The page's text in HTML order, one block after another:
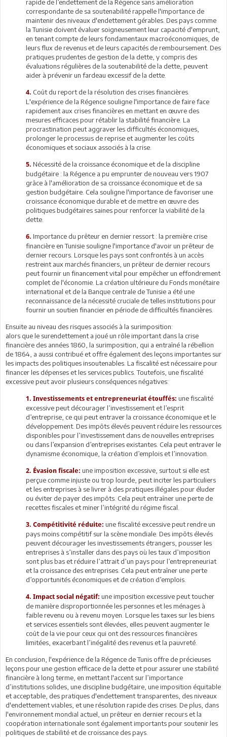
rapide de l’endettement de la Régence sans amélioration
correspondante de sa soutenabilité rappelle l'importance de
maintenir des niveaux d'endettement gérables. Des pays comme
la Tunisie doivent évaluer soigneusement leur capacité d'emprunt,
en tenant compte de leurs fondamentaux macroéconomiques, de
leurs flux de revenus et de leurs capacités de remboursement. Des
pratiques prudentes de gestion de la dette, y compris des
évaluations régulières de la soutenabilité de la dette, peuvent
aider à prévenir un fardeau excessif de la dette.
4. Coût du report de la résolution des crises financières.
L'expérience de la Régence souligne l'importance de faire face
rapidement aux crises financières en mettant en œuvre des
mesures efficaces pour rétablir la stabilité financière. La
procrastination peut aggraver les difficultés économiques,
prolonger le processus de reprise et augmenter les coûts
économiques et sociaux associés à la crise.
5. Nécessité de la croissance économique et de la discipline
budgétaire : la Régence a pu emprunter de nouveau vers 1907
grâce à l'amélioration de sa croissance économique et de sa
gestion budgétaire. Cela souligne l'importance de favoriser une
croissance économique durable et de mettre en œuvre des
politiques budgétaires saines pour renforcer la viabilité de la
dette.
6. Importance du prêteur en dernier ressort : la première crise
financière en Tunisie souligne l'importance d'avoir un prêteur de
dernier recours. Lorsque les pays sont confrontés à un accès
restreint aux marchés financiers, un prêteur de dernier recours
peut fournir un financement vital pour empêcher un effondrement
complet de l'économie. La création ultérieure du Fonds monétaire
international et de la Banque centrale de Tunisie a été une
reconnaissance de la nécessité cruciale de telles institutions pour
fournir un soutien financier en période de difficultés financières.
Ensuite au niveau des risques associés à la surimposition:
alors que le surendettement a joué un rôle important dans la crise
financière des années 1860, la surimposition, qui a entraîné la rébellion
de 1864, a aussi contribué et offre également des leçons importantes sur
les impacts des politiques insoutenables. La fiscalité est nécessaire pour
financer les dépenses et les services publics. Toutefois, une fiscalité
excessive peut avoir plusieurs conséquences négatives:
1. Investissements et entrepreneuriat étouffés: une fiscalité
excessive peut décourager l’investissement et l’esprit
d’entreprise, ce qui peut entraver la croissance économique et le
développement. Des impôts élevés peuvent réduire les ressources
disponibles pour l’investissement dans de nouvelles entreprises
ou dans l’expansion d’entreprises existantes. Cela peut entraver le
dynamisme économique, la création d’emplois et l’innovation.
2. Évasion fiscale: une imposition excessive, surtout si elle est
perçue comme injuste ou trop lourde, peut inciter les particuliers
et les entreprises à se livrer à des pratiques illégales pour éluder
ou éviter de payer des impôts. Cela peut entraîner une perte de
recettes fiscales et miner l’intégrité du régime fiscal.
3. Compétitivité réduite: une fiscalité excessive peut rendre un
pays moins compétitif sur la scène mondiale. Des impôts élevés
peuvent décourager les investissements étrangers, pousser les
entreprises à s’installer dans des pays où les taux d’imposition
sont plus bas et réduire l’attrait d’un pays pour l’entrepreneuriat
et la croissance des entreprises. Cela peut entraîner une perte
d’opportunités économiques et de création d’emplois.
4. Impact social négatif: une imposition excessive peut toucher
de manière disproportionnée les personnes et les ménages à
faible revenu ou à revenu moyen. Lorsque les taxes sur les biens
et services essentiels sont élevées, elles peuvent augmenter le
coût de la vie pour ceux qui ont des ressources financières
limitées, exacerbant l’inégalité des revenus et la pauvreté.
En conclusion, l'expérience de la Régence de Tunis offre de précieuses
leçons pour une gestion efficace de la dette et pour assurer une stabilité
financière à long terme, en mettant l'accent sur l’importance
d’institutions solides, une discipline budgétaire, une imposition équitable
et acceptable, des pratiques d'endettement transparentes, des niveaux
d'endettement viables, et une résolution rapide des crises. De plus, dans
l'environnement mondial actuel, un prêteur en dernier recours et la
coopération internationale sont également importants pour soutenir les
politiques de stabilité et de croissance des pays.